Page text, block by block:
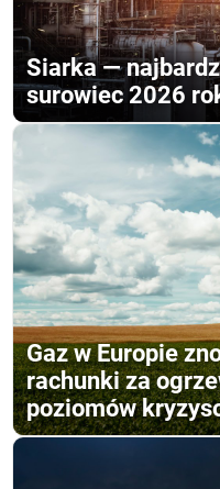
Siarka —
surowiec 2026
Gaz w Europie
rachunki za
poziomów